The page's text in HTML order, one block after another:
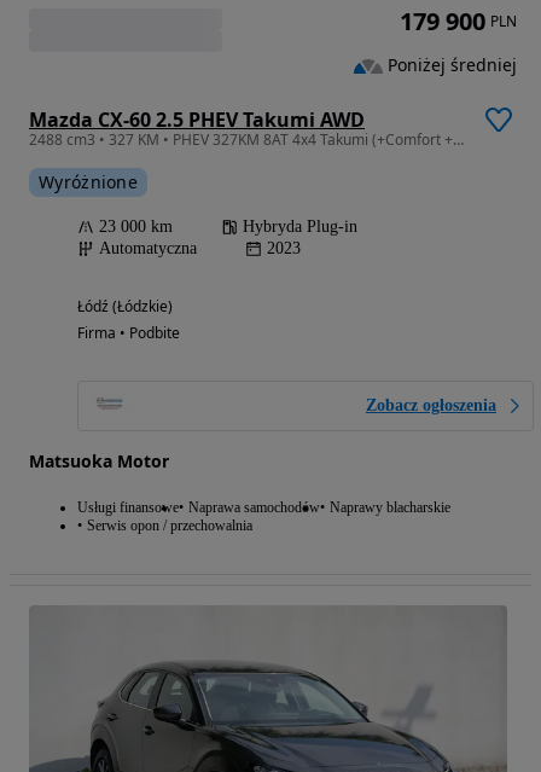
Mazda CX-60 2.5 PHEV Takumi AWD
2488 cm3 • 327 KM • PHEV 327KM 8AT 4x4 Takumi (+Comfort +Conv & Sound +Driver), DEMO, FV23
Wyróżnione
23 000 km
Hybryda Plug-in
Automatyczna
2023
Łódź (Łódzkie)
Firma • Podbite
Zobacz ogłoszenia
Matsuoka Motor
Usługi finansowe Naprawa samochodów Naprawy blacharskie
Serwis opon / przechowalnia
179 900 PLN
Poniżej średniej